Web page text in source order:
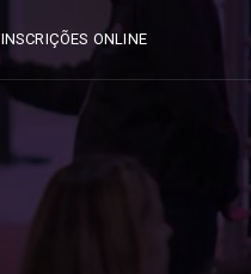
INSCRIÇÕES ONLINE